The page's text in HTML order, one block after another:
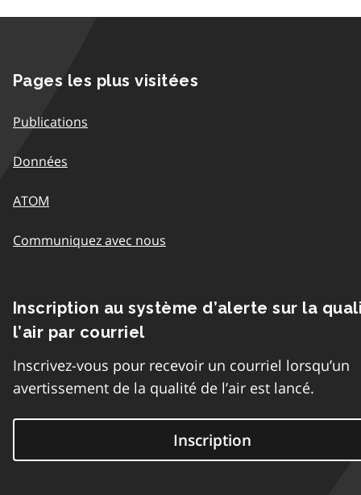
Pages les plus visitées
Publications
Données
ATOM
Communiquez avec nous
Inscription au système d’alerte sur la
l’air par courriel
Inscrivez-vous pour recevoir un courriel lorsqu’un
avertissement de la qualité de l’air est lancé.
Inscription